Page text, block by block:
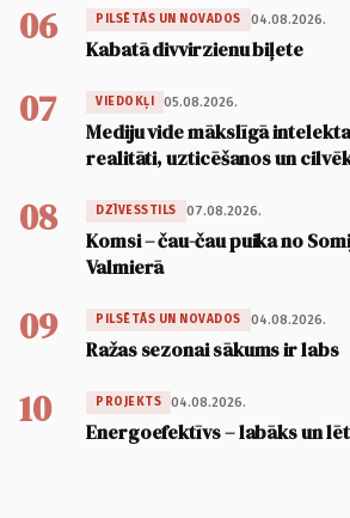
06 PILSĒTĀS UN NOVADOS 04.08.2026.
Kabatā divvirzienu biļete
07 VIEDOKĻI 05.08.2026.
Mediju vide mākslīgā
realitāti, uzticēšanos un
08 DZĪVESSTILS 07.08.2026.
Komsi – čau-čau puika no
Valmierā
09 PILSĒTĀS UN NOVADOS 04.08.2026.
Ražas sezonai sākums ir labs
10 PROJEKTS 04.08.2026.
Energoefektīvs – labāks un